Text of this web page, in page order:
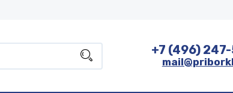
+7 (496)